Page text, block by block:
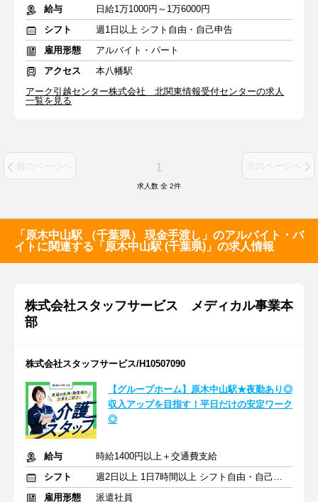
給与
日給1万1000円～1万6000円
シフト
週1日以上 シフト自由・自己申告
雇用形態
アルバイト・パート
アクセス
本八幡駅
アーク引越センター株式会社 北関東情報受付センターの求人
一覧を見る
前のページへ 1 次のページへ
求人数 全 2件
「原木中山駅 （千葉県） 現金手渡し」のアルバイト・バ
イトに関連する「原木中山駅 (千葉県)」の求人情報
株式会社スタッフサービス メディカル事業本
部
株式会社スタッフサービス/H10507090
【グループホーム】原木中山駅★夜勤あり◎
収入アップを目指す！平日だけの安定ワーク
◎
給与
時給1400円以上＋交通費支給
シフト
週2日以上 1日7時間以上 シフト自由・自己申告
雇用形態
派遣社員